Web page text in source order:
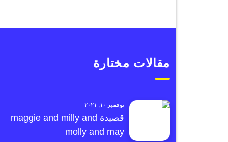
مقالات مختارة
نوفمبر ١٠, ٢٠٢١
قصيدة maggie and milly and
molly and may